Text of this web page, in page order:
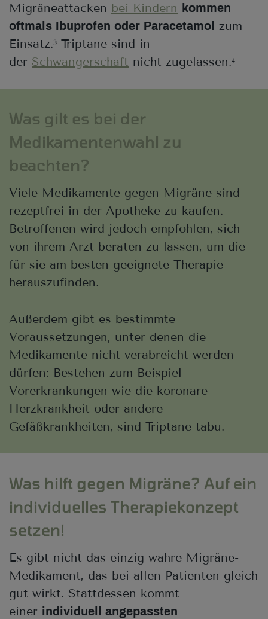
Migräneattacken bei Kindern kommen
oftmals Ibuprofen oder Paracetamol zum
Einsatz.3 Triptane sind in
der Schwangerschaft nicht zugelassen.4
Was gilt es bei der
Medikamentenwahl zu
beachten?
Viele Medikamente gegen Migräne sind
rezeptfrei in der Apotheke zu kaufen.
Betroffenen wird jedoch empfohlen, sich
von ihrem Arzt beraten zu lassen, um die
für sie am besten geeignete Therapie
herauszufinden.
Außerdem gibt es bestimmte
Voraussetzungen, unter denen die
Medikamente nicht verabreicht werden
dürfen: Bestehen zum Beispiel
Vorerkrankungen wie die koronare
Herzkrankheit oder andere
Gefäßkrankheiten, sind Triptane tabu.
Was hilft gegen Migräne? Auf ein
individuelles Therapiekonzept
setzen!
Es gibt nicht das einzig wahre Migräne-
Medikament, das bei allen Patienten gleich
gut wirkt. Stattdessen kommt
einer individuell angepassten